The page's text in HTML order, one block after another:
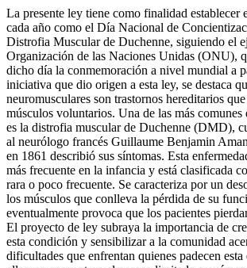
La presente ley tiene como finalidad establecer
cada año como el Día Nacional de
Distrofia Muscular de Duchenne, siguiendo el
Organización de las Naciones Unidas (ONU),
dicho día la conmemoración a nivel mundial a
iniciativa que dio origen a esta ley, se destaca
neuromusculares son trastornos hereditarios
músculos voluntarios. Una de las más comunes
es la distrofia muscular de Duchenne (DMD),
al neurólogo francés Guillaume Benjamin
en 1861 describió sus síntomas. Esta
más frecuente en la infancia y está clasificada
rara o poco frecuente. Se caracteriza por un
los músculos que conlleva la pérdida de su
eventualmente provoca que los pacientes
El proyecto de ley subraya la importancia de
esta condición y sensibilizar a la comunidad
dificultades que enfrentan quienes padecen